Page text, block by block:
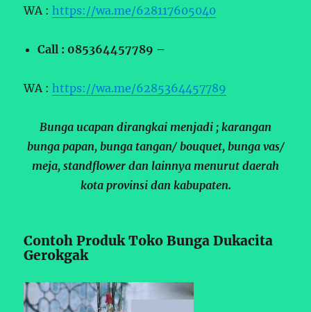
WA :https://wa.me/628117605040
Call : 085364457789 –
WA :https://wa.me/6285364457789
Bunga ucapan dirangkai menjadi ; karangan
bunga papan, bunga tangan/ bouquet, bunga vas/
meja, standflower dan lainnya menurut daerah
kota provinsi dan kabupaten.
Contoh Produk Toko Bunga Dukacita
Gerokgak